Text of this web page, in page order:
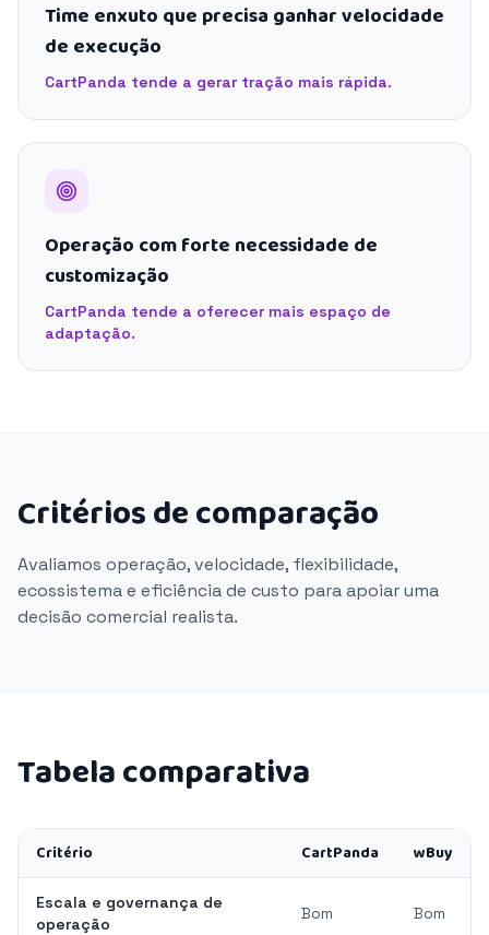
Time enxuto que precisa ganhar velocidade
de execução
CartPanda tende a gerar tração mais rápida.
Operação com forte necessidade de
customização
CartPanda tende a oferecer mais espaço de
adaptação.
Critérios de comparação
Avaliamos operação, velocidade, flexibilidade,
ecossistema e eficiência de custo para apoiar uma
decisão comercial realista.
Tabela comparativa
Critério CartPanda wBuy
Escala e governança de
operação
Bom Bom